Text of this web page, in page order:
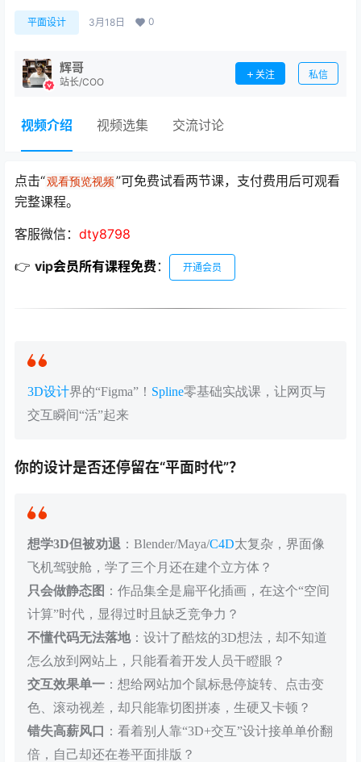
平面设计 3月18日 0
辉哥
站长/COO
关注 私信
视频介绍 视频选集 交流讨论
点击“观看预览视频”可免费试看两节课，支付费用后可观看
完整课程。
客服微信： dty8798
👉 vip会员所有课程免费 ： 开通会员
3D设计界的“Figma”！ Spline零基础实战课，让网页与
交互瞬间“活”起来
你的设计是否还停留在“平面时代”？
想学3D但被劝退 ：Blender/Maya/C4D太复杂，界面像
飞机驾驶舱，学了三个月还在建个立方体？
只会做静态图 ：作品集全是扁平化插画，在这个“空间
计算”时代，显得过时且缺乏竞争力？
不懂代码无法落地：设计了酷炫的3D想法，却不知道
怎么放到网站上，只能看着开发人员干瞪眼？
交互效果单一 ：想给网站加个鼠标悬停旋转、点击变
色、滚动视差，却只能靠切图拼凑，生硬又卡顿？
错失高薪风口
：看着别人靠“3D+交互”设计接单单价翻
倍，自己却还在卷平面排版？